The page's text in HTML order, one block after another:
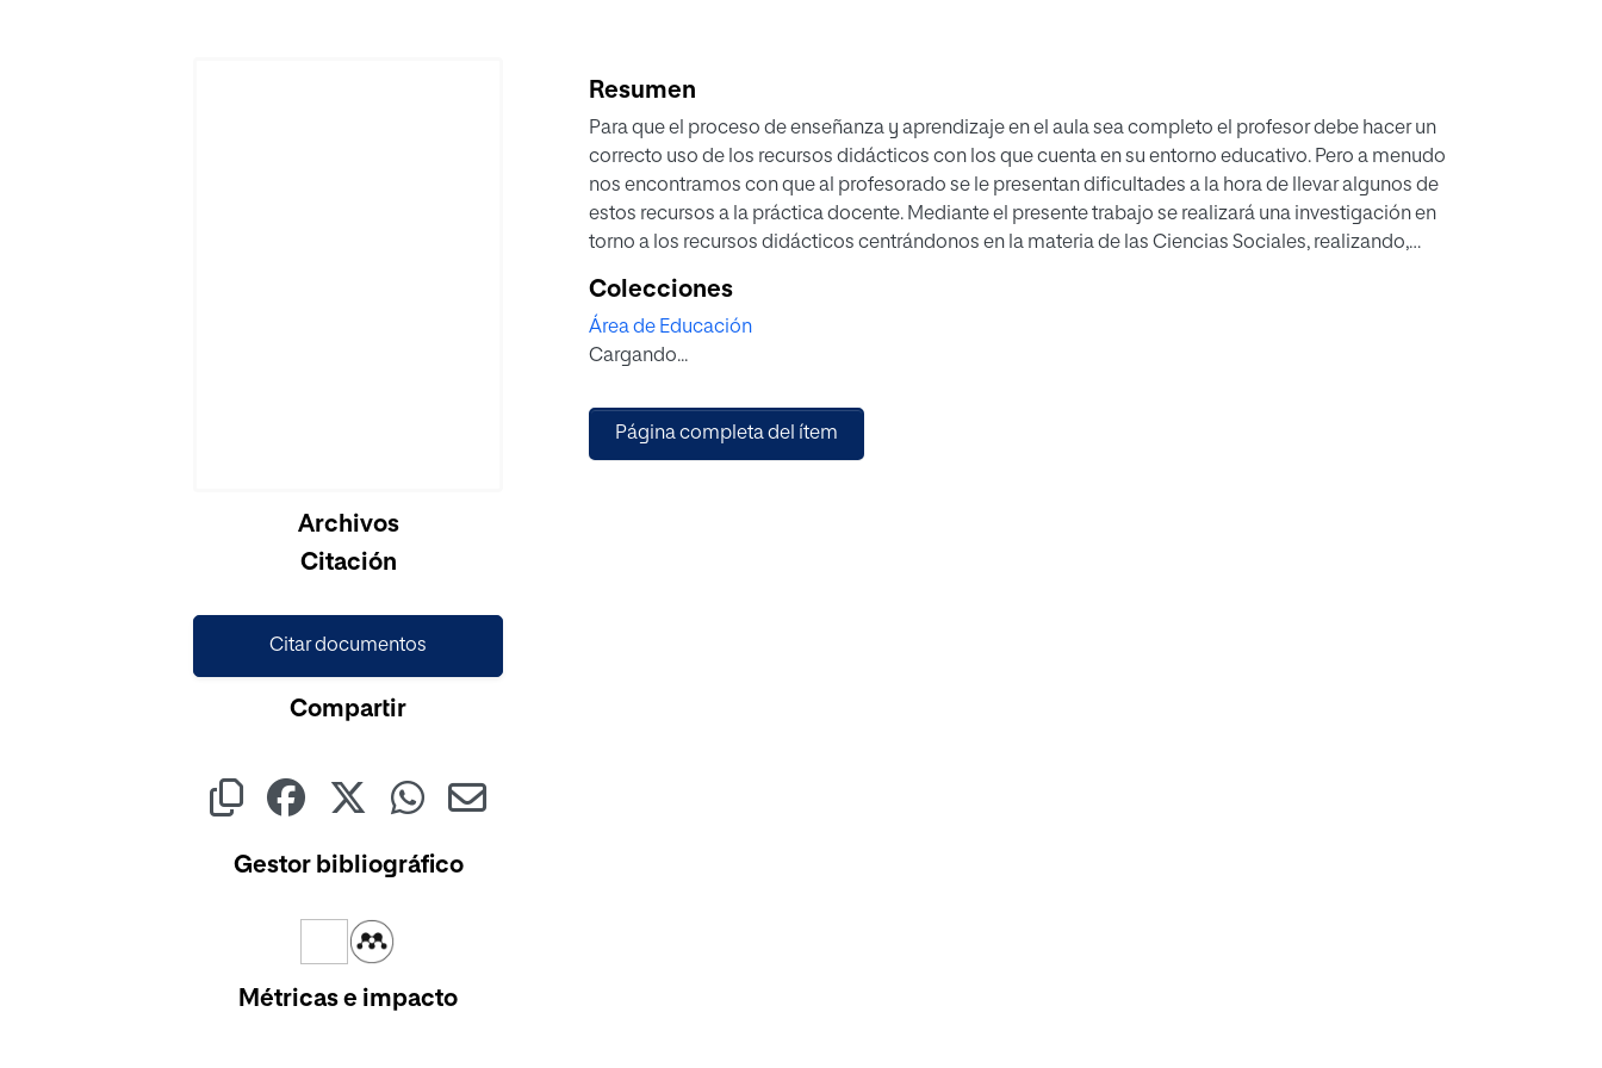
Archivos
Citación
Citar documentos
Compartir
Gestor bibliográfico
Métricas e impacto
Resumen
Para que el proceso de enseñanza y aprendizaje en el aula sea completo el profesor debe hacer un
correcto uso de los recursos didácticos con los que cuenta en su entorno educativo. Pero a menudo
nos encontramos con que al profesorado se le presentan dificultades a la hora de llevar algunos de
estos recursos a la práctica docente. Mediante el presente trabajo se realizará una investigación en
torno a los recursos didácticos centrándonos en la materia de las Ciencias Sociales, realizando,
conclusiones de esta investigación, una propuesta práctica en la que se examinará cómo llevar al aula
dos recursos didácticos específicos, el cine y la literatura, tomando como punto de referencia
práctico una unidad didáctica en concreto dentro del currículum de Ciencias Sociales de 4º de ESO, la
teórico del estado de la cuestión de estos dos recursos didácticos de las Ciencias Sociales, y,
posteriormente, a través de un planteamiento de actividades que girarán en torno al visionado de
Colecciones
Área de Educación
Cargando...
Página completa del ítem